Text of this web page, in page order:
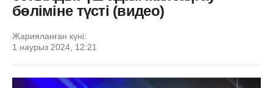
бөліміне түсті (видео)
Жарияланған күні:
1 наурыз 2024, 12:21